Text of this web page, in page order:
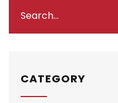
CATEGORY